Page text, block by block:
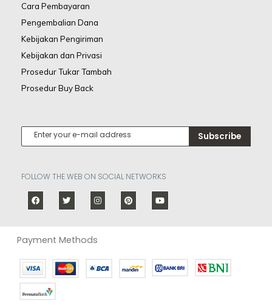
Cara Pembayaran
Pengembalian Dana
Kebijakan Pengiriman
Kebijakan dan Privasi
Prosedur Tukar Tambah
Prosedur Buy Back
Subscribe
FOLLOW THE WEB ON SOCIAL NETWORKS
Payment Methods